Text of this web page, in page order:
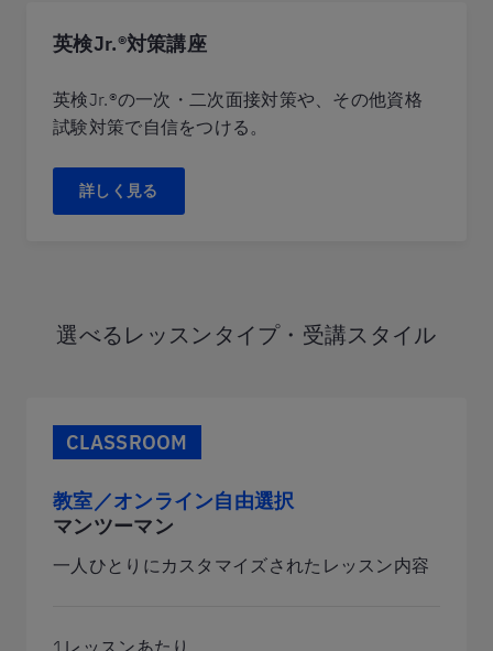
英検Jr.®対策講座
英検Jr.®の一次・二次面接対策や、その他資格
試験対策で自信をつける。
詳しく見る
選べるレッスンタイプ・受講スタイル
CLASSROOM
教室／オンライン自由選択
マンツーマン
一人ひとりにカスタマイズされたレッスン内容
1レッスンあたり